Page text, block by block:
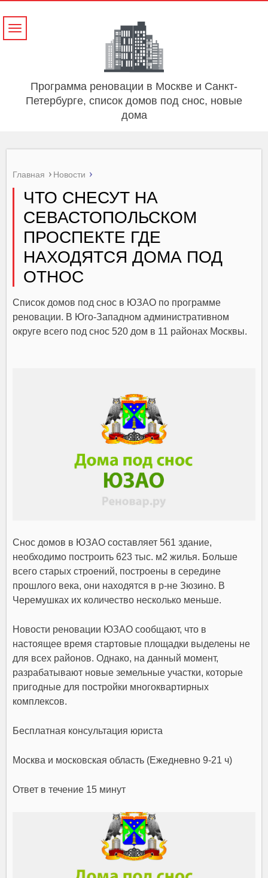
Программа реновации в Москве и Санкт-
Петербурге, список домов под снос, новые
дома
Навигация
Главная Новости
ЧТО СНЕСУТ НА
СЕВАСТОПОЛЬСКОМ
ПРОСПЕКТЕ ГДЕ
НАХОДЯТСЯ ДОМА ПОД
ОТНОС
Список домов под снос в ЮЗАО по программе
реновации. В Юго-Западном административном
округе всего под снос 520 дом в 11 районах Москвы.
Снос домов в ЮЗАО составляет 561 здание,
необходимо построить 623 тыс. м2 жилья. Больше
всего старых строений, построены в середине
прошлого века, они находятся в р-не Зюзино. В
Черемушках их количество несколько меньше.
Новости реновации ЮЗАО сообщают, что в
настоящее время стартовые площадки выделены не
для всех районов. Однако, на данный момент,
разрабатывают новые земельные участки, которые
пригодные для постройки многоквартирных
комплексов.
Бесплатная консультация юриста
Москва и московская область (Ежедневно 9-21 ч)
Ответ в течение 15 минут